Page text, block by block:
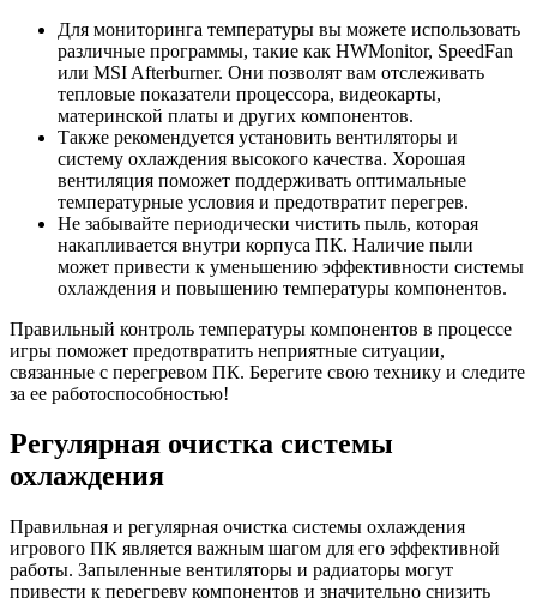
Для мониторинга температуры вы можете использовать
различные программы, такие как HWMonitor, SpeedFan
или MSI Afterburner. Они позволят вам отслеживать
тепловые показатели процессора, видеокарты,
материнской платы и других компонентов.
Также рекомендуется установить вентиляторы и
систему охлаждения высокого качества. Хорошая
вентиляция поможет поддерживать оптимальные
температурные условия и предотвратит перегрев.
Не забывайте периодически чистить пыль, которая
накапливается внутри корпуса ПК. Наличие пыли
может привести к уменьшению эффективности системы
охлаждения и повышению температуры компонентов.
Правильный контроль температуры компонентов в процессе
игры поможет предотвратить неприятные ситуации,
связанные с перегревом ПК. Берегите свою технику и следите
за ее работоспособностью!
Регулярная очистка системы
охлаждения
Правильная и регулярная очистка системы охлаждения
игрового ПК является важным шагом для его эффективной
работы. Запыленные вентиляторы и радиаторы могут
привести к перегреву компонентов и значительно снизить